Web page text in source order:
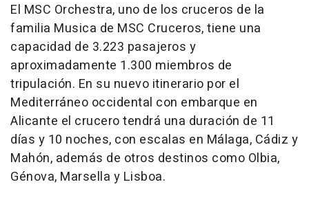
El MSC Orchestra, uno de los cruceros de la
familia Musica de MSC Cruceros, tiene una
capacidad de 3.223 pasajeros y
aproximadamente 1.300 miembros de
tripulación. En su nuevo itinerario por el
Mediterráneo occidental con embarque en
Alicante el crucero tendrá una duración de 11
días y 10 noches, con escalas en Málaga, Cádiz y
Mahón, además de otros destinos como Olbia,
Génova, Marsella y Lisboa.